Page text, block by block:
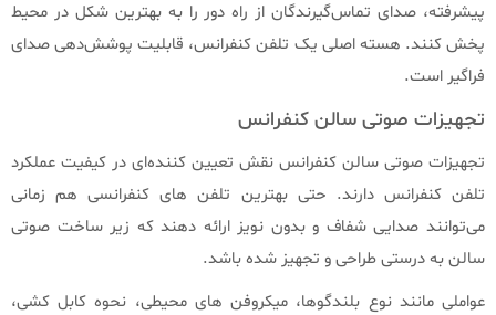
پیشرفته، صدای تماس‌گیرندگان از راه دور را به بهترین شکل در محیط
پخش کنند. هسته اصلی یک تلفن کنفرانس، قابلیت پوشش‌دهی صدای
فراگیر است.
تجهیزات صوتی سالن کنفرانس
تجهیزات صوتی سالن کنفرانس نقش تعیین‌ کننده‌ای در کیفیت عملکرد
تلفن کنفرانس دارند. حتی بهترین تلفن‌ های کنفرانسی هم زمانی
می‌توانند صدایی شفاف و بدون نویز ارائه دهند که زیر ساخت صوتی
سالن به‌ درستی طراحی و تجهیز شده باشد.
عواملی مانند نوع بلندگوها، میکروفن‌ های محیطی، نحوه کابل‌ کشی،